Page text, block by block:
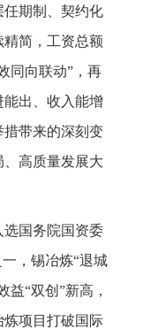
任期制、契约化
简，工资总额
同向联动”，再
出、收入能增
带来的深刻变
高质量发展大
国务院国资委
，锡冶炼“退城
益“双创”新高，
项目打破国际